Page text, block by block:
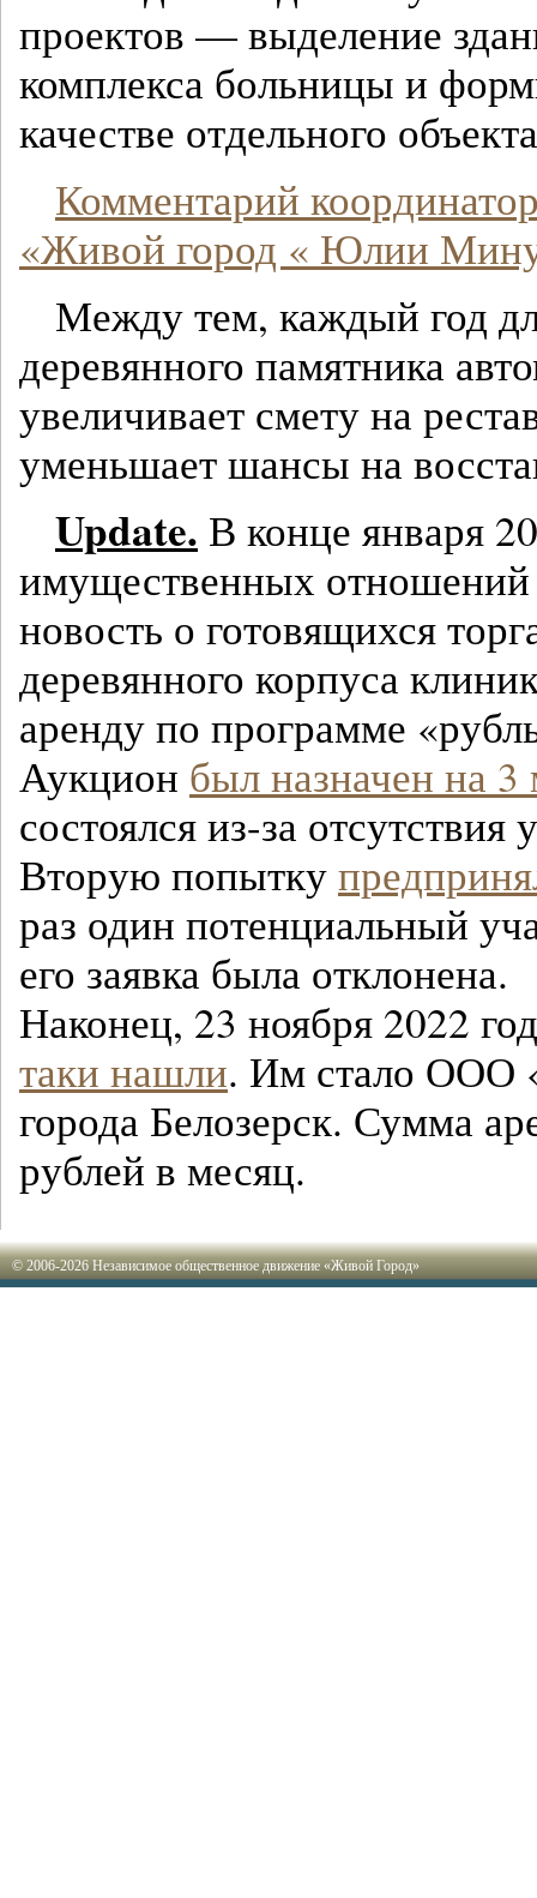
проектов — выделение
комплекса больницы и
качестве отдельного
Комментарий
«Живой город « Юлии
Между тем, каждый год
деревянного памятника
увеличивает смету на
уменьшает шансы на
Update. В конце января
имущественных отношений
новость о готовящихся
деревянного корпуса
аренду по программе
Аукцион был назначен на 3
состоялся из-за отсутствия
Вторую попытку
раз один потенциальный
его заявка была отклонена.
Наконец, 23 ноября 2022
таки нашли. Им стало ООО
города Белозерск. Сумма
рублей в месяц.
© 2006-2026 Независимое общественное движение «Живой Город»